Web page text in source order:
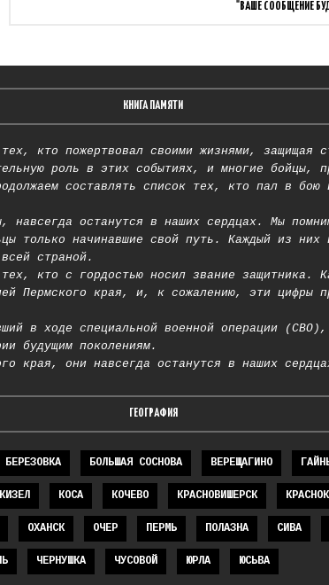
"ВАШЕ СООБЩЕНИЕ
КНИГА ПАМЯТИ
кто пожертвовал своими жизнями, защищая
роль в этих событиях, и многие бойцы,
составлять список тех, кто пал в
останутся в наших сердцах. Мы
только начинавшие свой путь. Каждый из
страной.
кто с гордостью носил звание защитника.
Пермского края, и, к сожалению, эти цифры
в ходе специальной военной операции
будущим поколениям.
края, они навсегда останутся в наших
ГЕОГРАФИЯ
БЕРЕЗОВКА БОЛЬШАЯ СОСНОВА ВЕРЕЩАГИНО
КИЗЕЛ КОСА КОЧЕВО КРАСНОВИШЕРСК
ОХАНСК ОЧЕР ПЕРМЬ ПОЛАЗНА СИВА
ЧЕРНУШКА ЧУСОВОЙ ЮРЛА ЮСЬВА